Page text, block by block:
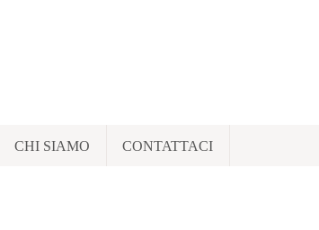
CHI SIAMO CONTATTACI